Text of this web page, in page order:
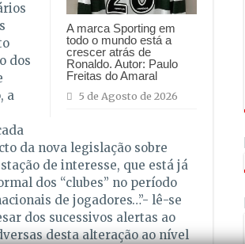
A marca Sporting em
todo o mundo está a
crescer atrás de
Ronaldo. Autor: Paulo
Freitas do Amaral
5 de Agosto de 2026
dos
a
da nova legislação sobre
de interesse, que está já
dos “clubes” no período
de jogadores…”- lê-se
dos sucessivos alertas ao
desta alteração ao nível